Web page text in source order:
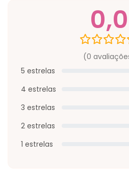
0,0
(0
5 estrelas
4 estrelas
3 estrelas
2 estrelas
1 estrelas